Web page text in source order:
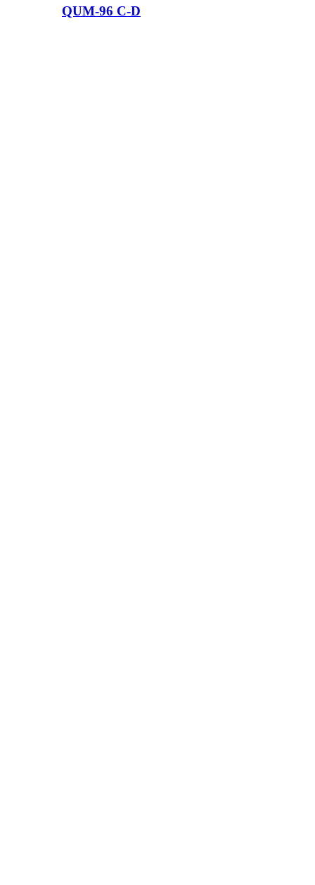
QUM-96 C-D